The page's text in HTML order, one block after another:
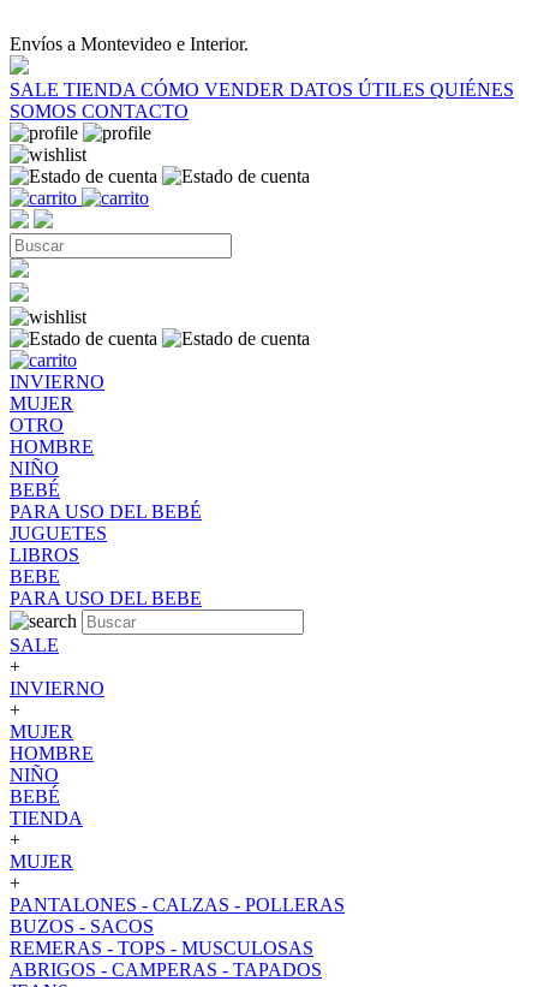
Envíos a Montevideo e Interior.
SALE TIENDA CÓMO VENDER DATOS ÚTILES QUIÉNES
SOMOS CONTACTO
INVIERNO
MUJER
OTRO
HOMBRE
NIÑO
BEBÉ
PARA USO DEL BEBÉ
JUGUETES
LIBROS
BEBE
PARA USO DEL BEBE
SALE
+
INVIERNO
+
MUJER
HOMBRE
NIÑO
BEBÉ
TIENDA
+
MUJER
+
PANTALONES - CALZAS - POLLERAS
BUZOS - SACOS
REMERAS - TOPS - MUSCULOSAS
ABRIGOS - CAMPERAS - TAPADOS